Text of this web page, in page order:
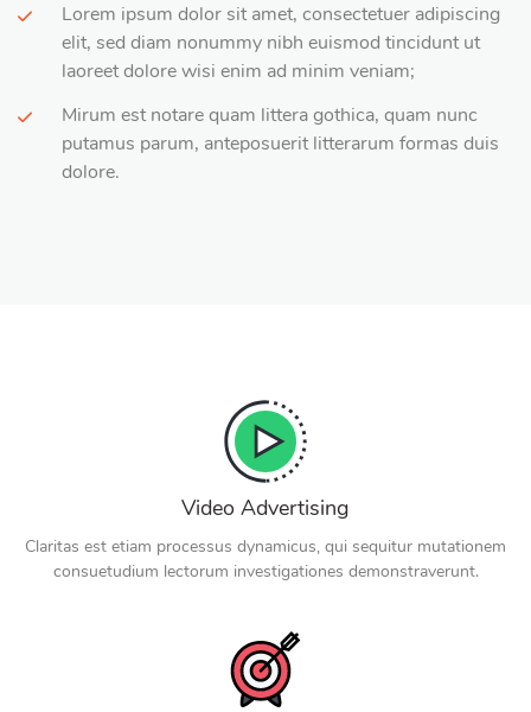
Lorem ipsum dolor sit amet, consectetuer adipiscing
elit, sed diam nonummy nibh euismod tincidunt ut
laoreet dolore wisi enim ad minim veniam;
Mirum est notare quam littera gothica, quam nunc
putamus parum, anteposuerit litterarum formas duis
dolore.
Video Advertising
Claritas est etiam processus dynamicus, qui sequitur mutationem
consuetudium lectorum investigationes demonstraverunt.